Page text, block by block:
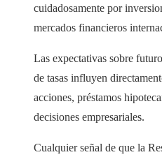
cuidadosamente por
mercados financieros
Las expectativas sobre
de tasas influyen
acciones, préstamos
decisiones empresariales.
Cualquier señal de que la